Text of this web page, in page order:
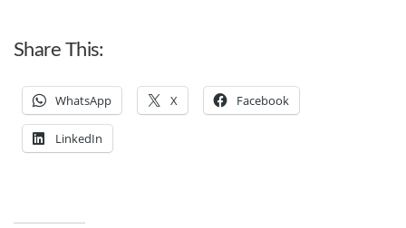
Share This:
WhatsApp X Facebook
LinkedIn